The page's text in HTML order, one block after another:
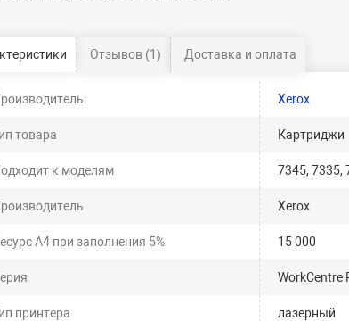
Отзывов (1) Доставка и оплата
Xerox
товара Картриджи
к моделям 7345, 7335,
Xerox
А4 при заполнения 5% 15 000
WorkCentre
принтера лазерный